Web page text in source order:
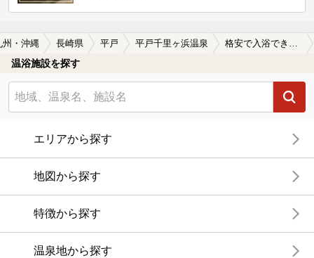
州・沖縄 長崎県 平戸 平戸千里ヶ浜温泉 格安で入浴できる平戸千里ヶ浜温泉の温泉、日帰り温泉、スーパー銭湯おすすめ
温浴施設を探す
エリアから探す
地図から探す
特徴から探す
温泉地から探す